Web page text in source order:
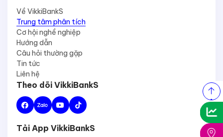
Về VikkiBankS
Trung tâm phân tích
Cơ hội nghề nghiệp
Hướng dẫn
Câu hỏi thường gặp
Tin tức
Liên hệ
Theo dõi VikkiBankS
Tải App VikkiBankS